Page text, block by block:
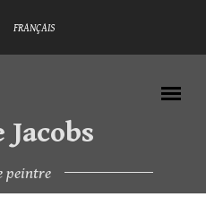
FRANÇAIS
Jacobs
peintre